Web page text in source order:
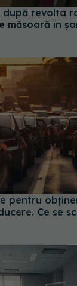
pentru
Ce se